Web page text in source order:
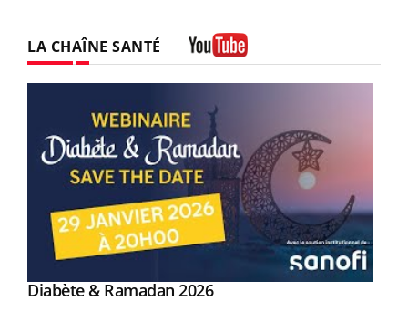
LA CHAÎNE SANTÉ
Youtube
Diabète & Ramadan 2026Youtube